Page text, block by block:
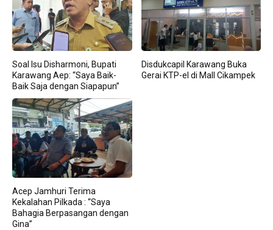
Soal Isu Disharmoni, Bupati
Karawang Aep: “Saya Baik-
Baik Saja dengan Siapapun”
Disdukcapil Karawang Buka
Gerai KTP-el di Mall Cikampek
Acep Jamhuri Terima
Kekalahan Pilkada : “Saya
Bahagia Berpasangan dengan
Gina”